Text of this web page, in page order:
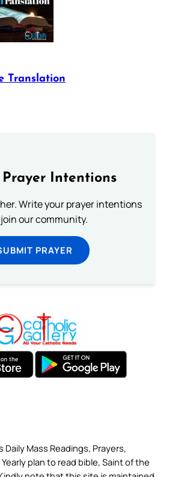
Translation
Prayer Intentions
Write your prayer intentions
our community.
PRAYER
Mass Readings, Prayers,
plan to read bible, Saint of the